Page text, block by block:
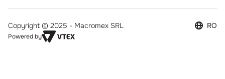
Copyright © 2025 - Macromex SRL
Powered by
RO